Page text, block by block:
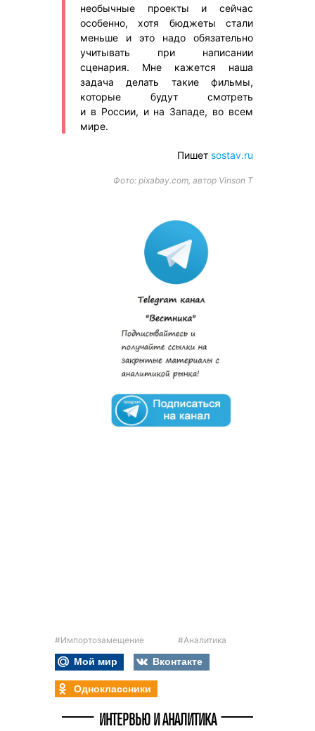
необычные проекты и сейчас
особенно, хотя бюджеты стали
меньше и это надо обязательно
учитывать при написании
сценария. Мне кажется наша
задача делать такие фильмы,
которые будут смотреть
и в России, и на Западе, во всем
мире.
Пишет sostav.ru
Фото: pixabay.com, автор Vinson T
#Импортозамещение #Аналитика
Мой мир
Вконтакте
Одноклассники
ИНТЕРВЬЮ И АНАЛИТИКА